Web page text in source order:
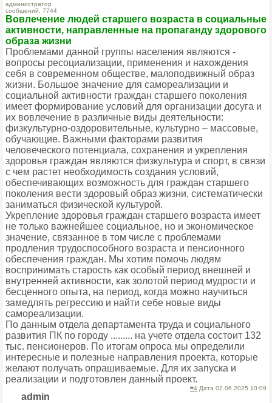
администратор
сообщений: 7744
Вовлечение людей старшего возраста в социальные
активности, направленные на пропаганду здорового
образа жизни
Проблемами данной группы населения являются -
вопросы ресоциализации, применения и нахождения
себя в современном обществе, малоподвижный образ
жизни. Большое значение для самореализации и
социальной активности граждан старшего поколения
имеет формирование условий для организации досуга и
их вовлечение в различные виды деятельности:
физкультурно-оздоровительные, культурно – массовые,
обучающие. Важными факторами развития
человеческого потенциала, сохранения и укрепления
здоровья граждан являются физкультура и спорт, в связи
с чем растет необходимость создания условий,
обеспечивающих возможность для граждан старшего
поколения вести здоровый образ жизни, систематически
заниматься физической культурой.
Укрепление здоровья граждан старшего возраста имеет
не только важнейшее социальное, но и экономическое
значение, связанное в том числе с проблемами
продления трудоспособного возраста и пенсионного
обеспечения граждан. Мы хотим помочь людям
воспринимать старость как особый период внешней и
внутренней активности, как золотой период мудрости и
бесценного опыта, на период, когда можно научиться
замедлять регрессию и найти себе новые виды
самореализации.
По данным отдела департамента труда и социального
развития ПК по городу ......... на учете отдела состоит 132
тыс. пенсионеров. По итогам опроса мы определили
интересные и полезные направления проекта, которые
желают получать опрашиваемые. Для их запуска и
реализации и подготовлен данный проект.
#4 Дата 02.06.2025 10:09
admin